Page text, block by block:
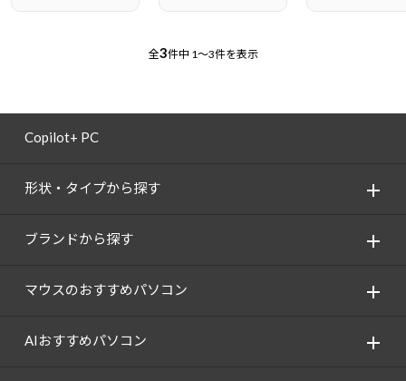
全3件中 1～3件を表示
Copilot+ PC
形状・タイプから探す
ブランドから探す
マウスのおすすめパソコン
AIおすすめパソコン